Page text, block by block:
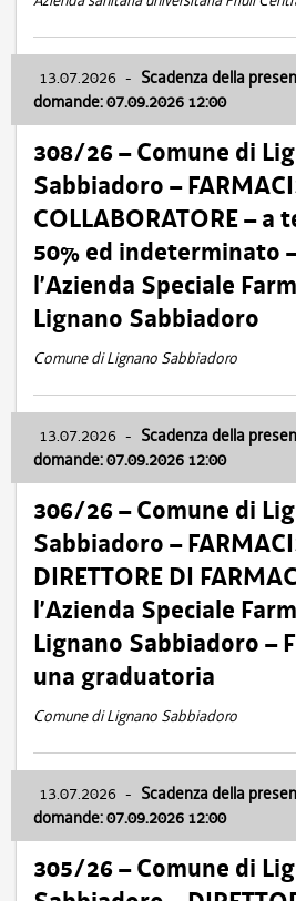
13.07.2026 - Scadenza della
domande: 07.09.2026 12:00
308/26 – Comune di
Sabbiadoro –
COLLABORATORE – a
50% ed indeterminato
l’Azienda Speciale
Lignano Sabbiadoro
Comune di Lignano Sabbiadoro
13.07.2026 - Scadenza della
domande: 07.09.2026 12:00
306/26 – Comune di
Sabbiadoro –
DIRETTORE DI
l’Azienda Speciale
Lignano Sabbiadoro –
una graduatoria
Comune di Lignano Sabbiadoro
13.07.2026 - Scadenza della
domande: 07.09.2026 12:00
305/26 – Comune di